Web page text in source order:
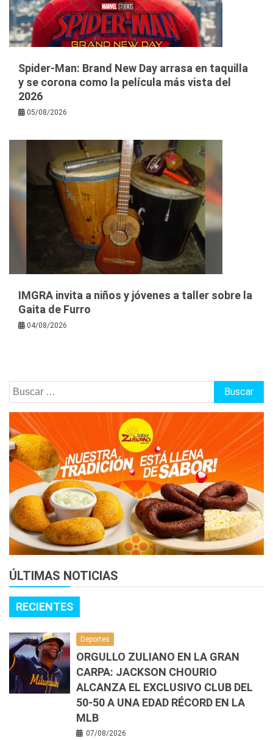
Spider-Man: Brand New Day arrasa en taquilla
y se corona como la película más vista del
2026
05/08/2026
IMGRA invita a niños y jóvenes a taller sobre la
Gaita de Furro
04/08/2026
Buscar:
ÚLTIMAS NOTICIAS
RECIENTES
Deportes
ORGULLO ZULIANO EN LA GRAN
CARPA: JACKSON CHOURIO
ALCANZA EL EXCLUSIVO CLUB DEL
50-50 A UNA EDAD RÉCORD EN LA
MLB
07/08/2026